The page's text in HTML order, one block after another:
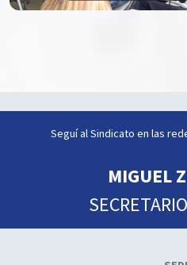
Seguí al Sindicato en las
MIGUEL